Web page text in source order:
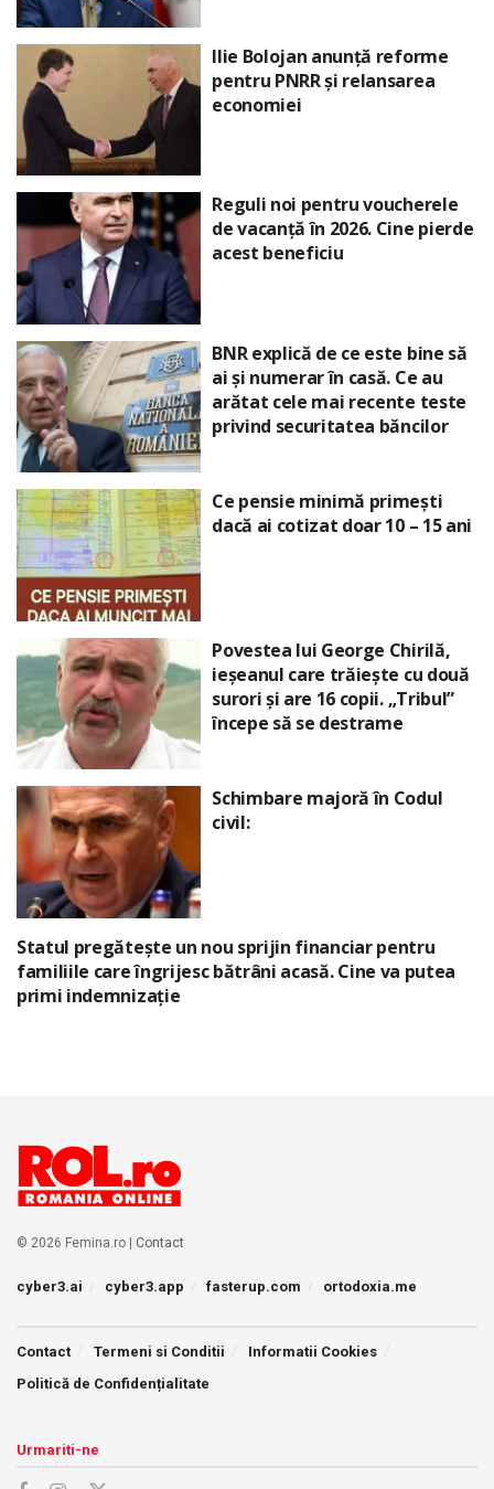
Ilie Bolojan anunță reforme
pentru PNRR și relansarea
economiei
Reguli noi pentru voucherele
de vacanță în 2026. Cine pierde
acest beneficiu
BNR explică de ce este bine să
ai și numerar în casă. Ce au
arătat cele mai recente teste
privind securitatea băncilor
Ce pensie minimă primești
dacă ai cotizat doar 10 – 15 ani
Povestea lui George Chirilă,
ieșeanul care trăiește cu două
surori și are 16 copii. „Tribul”
începe să se destrame
Schimbare majoră în Codul
civil:
Statul pregătește un nou sprijin financiar pentru
familiile care îngrijesc bătrâni acasă. Cine va putea
primi indemnizație
© 2026 Femina.ro | Contact
cyber3.ai cyber3.app fasterup.com ortodoxia.me
Contact Termeni si Conditii
Informatii Cookies
Politică de Confidențialitate
Urmariti-ne